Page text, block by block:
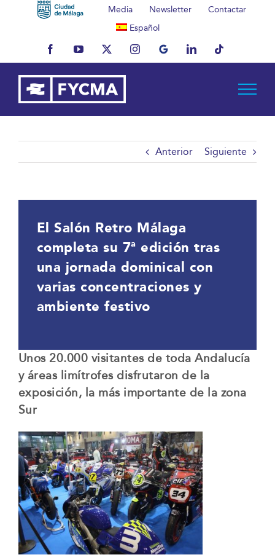
Media Newsletter
Contactar
Español
FacebookYouTubeX InstagramMyBusinessLinkedInTiktok
Anterior Siguiente
El Salón Retro Málaga
completa su 7ª edición tras
una jornada dominical con
varias concentraciones y
ambiente festivo
Unos 20.000 visitantes de toda Andalucía
y áreas limítrofes disfrutaron de la
exposición, la más importante de la zona
Sur